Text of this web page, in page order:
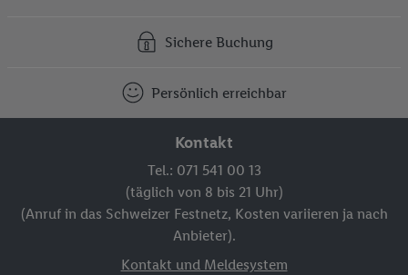
Sichere Buchung
Persönlich erreichbar
Kontakt
Tel.: 071 541 00 13
(täglich von 8 bis 21 Uhr)
(Anruf in das Schweizer Festnetz, Kosten variieren ja nach
Anbieter).
Kontakt und Meldesystem